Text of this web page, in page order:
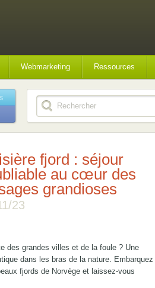
Webmarketing Ressources
fjord : séjour
au cœur des
grandioses
23
des grandes villes et de la foule ? Une
dans les bras de la nature. Embarquez
fjords de Norvège et laissez-vous